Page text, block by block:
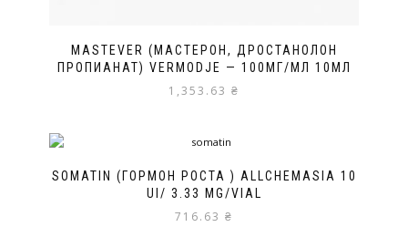
MASTEVER (МАСТЕРОН, ДРОСТАНОЛОН
ПРОПИАНАТ) VERMODJE — 100МГ/МЛ 10МЛ
1,353.63 ₴
SOMATIN (ГОРМОН РОСТА ) ALLCHEMASIA 10
UI/ 3.33 MG/VIAL
716.63 ₴